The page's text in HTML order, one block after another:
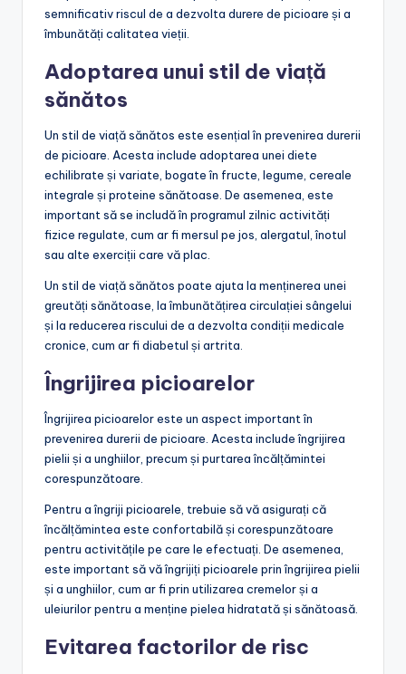
semnificativ riscul de a dezvolta durere de picioare și a
îmbunătăți calitatea vieții.
Adoptarea unui stil de viață
sănătos
Un stil de viață sănătos este esențial în prevenirea durerii
de picioare. Acesta include adoptarea unei diete
echilibrate și variate, bogate în fructe, legume, cereale
integrale și proteine sănătoase. De asemenea, este
important să se includă în programul zilnic activități
fizice regulate, cum ar fi mersul pe jos, alergatul, înotul
sau alte exerciții care vă plac.
Un stil de viață sănătos poate ajuta la menținerea unei
greutăți sănătoase, la îmbunătățirea circulației sângelui
și la reducerea riscului de a dezvolta condiții medicale
cronice, cum ar fi diabetul și artrita.
Îngrijirea picioarelor
Îngrijirea picioarelor este un aspect important în
prevenirea durerii de picioare. Acesta include îngrijirea
pielii și a unghiilor, precum și purtarea încălțămintei
corespunzătoare.
Pentru a îngriji picioarele, trebuie să vă asigurați că
încălțămintea este confortabilă și corespunzătoare
pentru activitățile pe care le efectuați. De asemenea,
este important să vă îngrijiți picioarele prin îngrijirea pielii
și a unghiilor, cum ar fi prin utilizarea cremelor și a
uleiurilor pentru a menține pielea hidratată și sănătoasă.
Evitarea factorilor de risc